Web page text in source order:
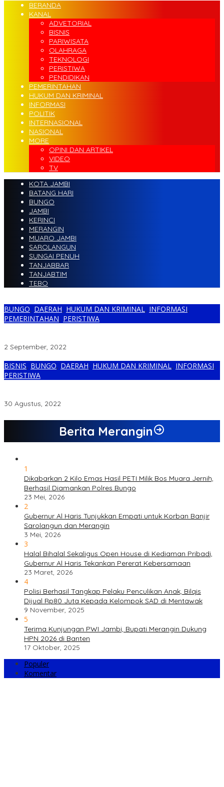
BERANDA
KANAL
ADVETORIAL
BISNIS
PARIWISATA
OLAHRAGA
TEKNOLOGI
PERISTIWA
PENDIDIKAN
PEMERINTAHAN
HUKUM DAN KRIMINAL
INFORMASI
POLITIK
INTERNASIONAL
NASIONAL
MORE
OPINI DAN ARTIKEL
VIDEO
TV
KOTA JAMBI
BATANG HARI
BUNGO
JAMBI
KERINCI
MERANGIN
MUARO JAMBI
SAROLANGUN
SUNGAI PENUH
TANJABBAR
TANJABTIM
TEBO
BUNGO, DAERAH, HUKUM DAN KRIMINAL, INFORMASI,
PEMERINTAHAN, PERISTIWA
2 September, 2022
BISNIS, BUNGO, DAERAH, HUKUM DAN KRIMINAL, INFORMASI,
PERISTIWA
30 Agustus, 2022
Berita Merangin
1
Dikabarkan 2 Kilo Emas Hasil PETI Milik Bos Muara Jernih,
Berhasil Diamankan Polres Bungo
23 Mei, 2026
2
Gubernur Al Haris Tunjukkan Empati untuk Korban Banjir
Sarolangun dan Merangin
3 Mei, 2026
3
Halal Bihalal Sekaligus Open House di Kediaman Pribadi,
Gubernur Al Haris Tekankan Pererat Kebersamaan
23 Maret, 2026
4
Polisi Berhasil Tangkap Pelaku Penculikan Anak, Bilqis
Dijual Rp80 Juta Kepada Kelompok SAD di Mentawak
9 November, 2025
5
Terima Kunjungan PWI Jambi, Bupati Merangin Dukung
HPN 2026 di Banten
17 Oktober, 2025
Populer
Komentar